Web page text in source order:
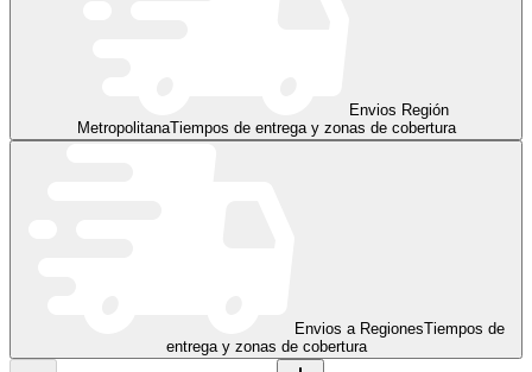
Envios Región
MetropolitanaTiempos de entrega y zonas de cobertura
Envios a RegionesTiempos de
entrega y zonas de cobertura